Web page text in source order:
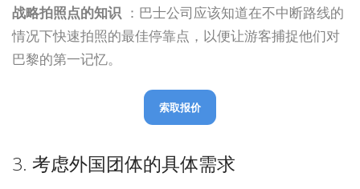
战略拍照点的知识 ：巴士公司应该知道在不中断路线的
情况下快速拍照的最佳停靠点，以便让游客捕捉他们对
巴黎的第一记忆。
索取报价
3. 考虑外国团体的具体需求